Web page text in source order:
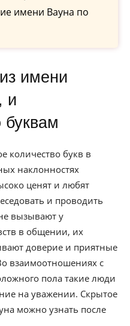
имени Вауна по
и
количество букв в
наклонностях
ценят и любят
и проводить
вызывают у
в общении, их
доверие и приятные
взаимоотношениях с
пола такие люди
на уважении. Скрытое
можно узнать после